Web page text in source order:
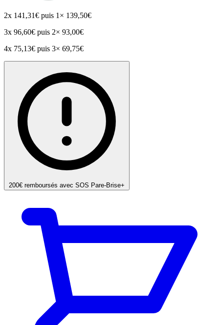
2x 141,31€ puis 1× 139,50€
3x 96,60€ puis 2× 93,00€
4x 75,13€ puis 3× 69,75€
200€ remboursés avec SOS Pare-Brise+